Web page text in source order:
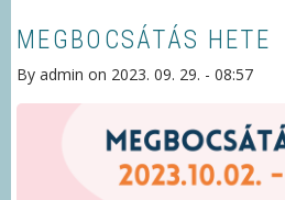
MESEÍRÓ
)
MEGBOCSÁTÁS HETE
By admin on 2023. 09. 29. - 08:57